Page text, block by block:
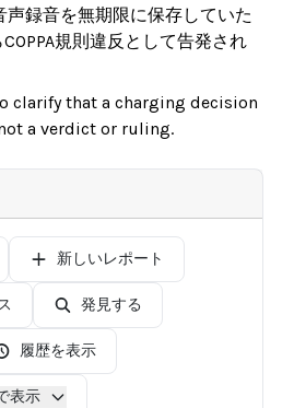
録音を無期限に保存していた
規則違反として告発され
clarify that a charging decision
a verdict or ruling.
新しいレポート
発見する
履歴を表示
表示